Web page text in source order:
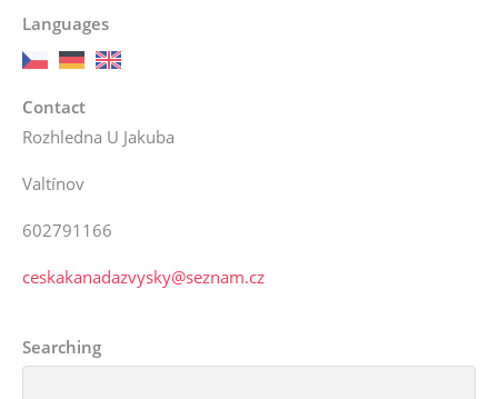
Languages
Contact
Rozhledna U Jakuba
Valtínov
602791166
ceskakanadazvysky@seznam.cz
Searching